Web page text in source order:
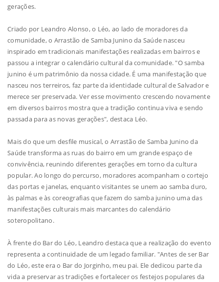
gerações.
Criado por Leandro Alonso, o Léo, ao lado de moradores da
comunidade, o Arrastão de Samba Junino da Saúde nasceu
inspirado em tradicionais manifestações realizadas em bairros e
passou a integrar o calendário cultural da comunidade. "O samba
junino é um patrimônio da nossa cidade. É uma manifestação que
nasceu nos terreiros, faz parte da identidade cultural de Salvador e
merece ser preservada. Ver esse movimento crescendo novamente
em diversos bairros mostra que a tradição continua viva e sendo
passada para as novas gerações", destaca Léo.
Mais do que um desfile musical, o Arrastão de Samba Junino da
Saúde transforma as ruas do bairro em um grande espaço de
convivência, reunindo diferentes gerações em torno da cultura
popular. Ao longo do percurso, moradores acompanham o cortejo
das portas e janelas, enquanto visitantes se unem ao samba duro,
às palmas e às coreografias que fazem do samba junino uma das
manifestações culturais mais marcantes do calendário
soteropolitano.
À frente do Bar do Léo, Leandro destaca que a realização do evento
representa a continuidade de um legado familiar. "Antes de ser Bar
do Léo, este era o Bar do Jorginho, meu pai. Ele dedicou parte da
vida a preservar as tradições e fortalecer os festejos populares da